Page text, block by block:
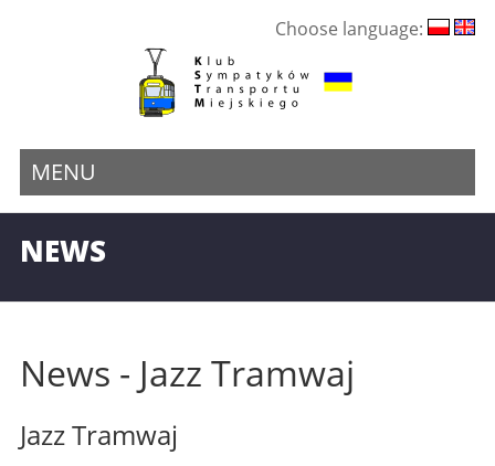
Choose language:
MENU
NEWS
News - Jazz Tramwaj
Jazz Tramwaj